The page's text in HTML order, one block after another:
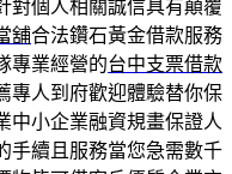
對個人相關誠信具有顛覆
舖合法鑽石黃金借款服務
專業經營的台中支票借款
專人到府歡迎體驗替你保
中小企業融資規畫保證人
手續且服務當您急需數千